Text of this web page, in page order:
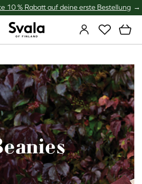
10 % Rabatt auf deine erste Bestellung